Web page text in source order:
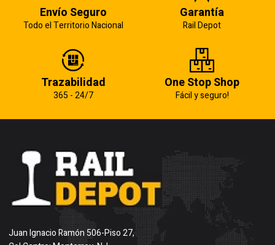
Envío Seguro
Todo el Territorio Nacional
Garantía
Rail Depot
Trazabilidad
365 - 24/7
One Stop Shop
Fácil y seguro!
Juan Ignacio Ramón 506-Piso 27,